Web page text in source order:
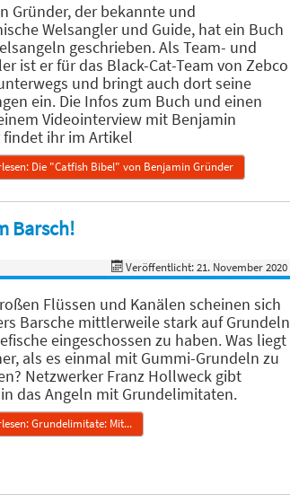
Gründer, der bekannte und
Welsangler und Guide, hat ein Buch
geschrieben. Als Team- und
ist er für das Black-Cat-Team von Zebco
und bringt auch dort seine
ein. Die Infos zum Buch und einen
Videointerview mit Benjamin
findet ihr im Artikel
Die "Catfish Bibel" von Benjamin Gründer
Barsch!
Veröffentlicht: 21. November 2020
Flüssen und Kanälen scheinen sich
Barsche mittlerweile stark auf Grundeln
eingeschossen zu haben. Was liegt
als es einmal mit Gummi-Grundeln zu
Netzwerker Franz Hollweck gibt
das Angeln mit Grundelimitaten.
Grundelimitate: Mit...